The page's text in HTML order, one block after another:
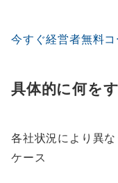
今すぐ経営者無料
具体的に何を
各社状況により異
ケース